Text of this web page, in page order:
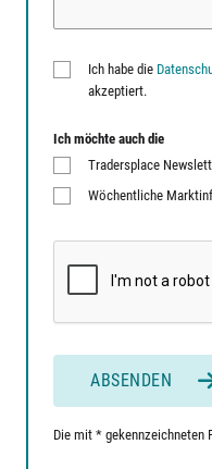
Ich habe die
akzeptiert.
Ich möchte auch die
Tradersplace
Wöchentliche
ABSENDEN
Die mit * gekennzeichneten